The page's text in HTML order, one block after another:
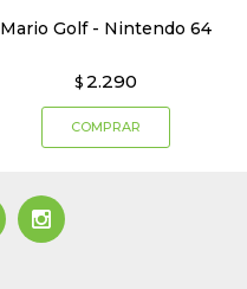
Mario Golf - Nintendo 64
$ 2.290
